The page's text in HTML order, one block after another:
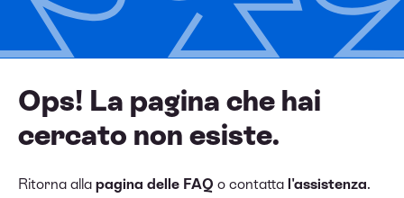
Ops! La pagina che hai
cercato non esiste.
Ritorna alla pagina delle FAQ o contatta l'assistenza.